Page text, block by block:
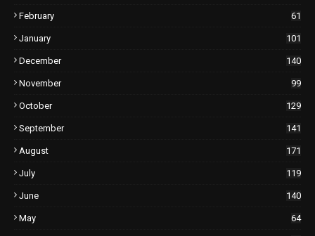
February 61
January 101
December 140
November 99
October 129
September 141
August 171
July 119
June 140
May 64